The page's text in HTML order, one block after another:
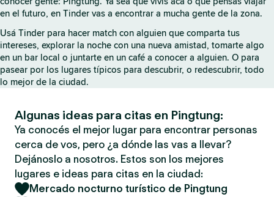
d
r
en el futuro, en Tinder vas a encontrar a mucha gente de la zona.
Usá Tinder para hacer match con alguien que comparta tus
intereses, explorar la noche con una nueva amistad, tomarte algo
en un bar local o juntarte en un café a conocer a alguien. O para
pasear por los lugares típicos para descubrir, o redescubrir, todo
lo mejor de la ciudad.
Algunas ideas para citas en Pingtung:
Ya conocés el mejor lugar para encontrar personas
cerca de vos, pero ¿a dónde las vas a llevar?
Dejánoslo a nosotros. Estos son los mejores
lugares e ideas para citas en la ciudad:
Mercado nocturno turístico de Pingtung